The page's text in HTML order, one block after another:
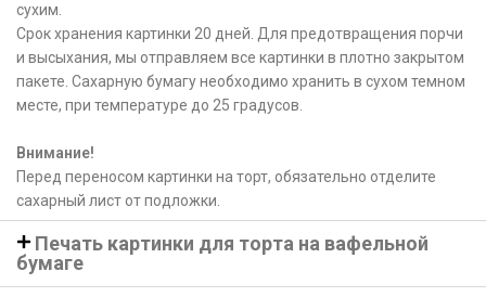
сухим.
Срок хранения картинки 20 дней. Для предотвращения порчи
и высыхания, мы отправляем все картинки в плотно закрытом
пакете. Сахарную бумагу необходимо хранить в сухом темном
месте, при температуре до 25 градусов.
Внимание!
Перед переносом картинки на торт, обязательно отделите
сахарный лист от подложки.
Печать картинки для торта на вафельной
бумаге